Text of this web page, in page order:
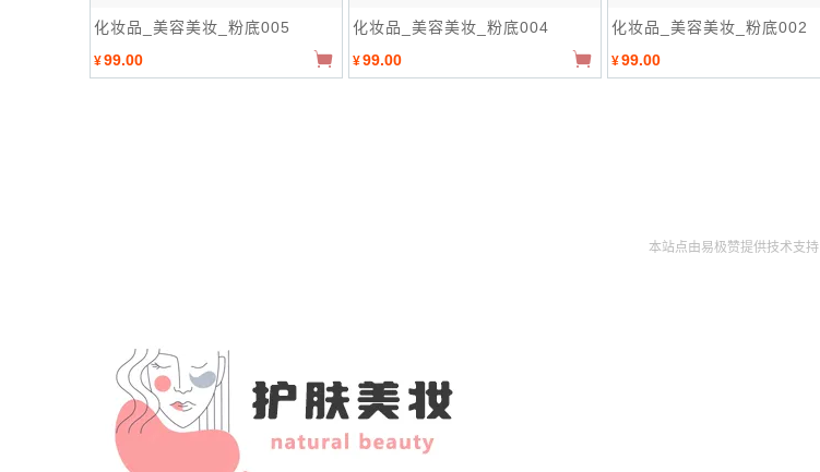
化妆品_美容美妆_粉底005
¥99.00
化妆品_美容美妆_粉底004
¥99.00
化妆品_美容美妆_粉底002
¥99.00
本站点由易极赞提供技术支持